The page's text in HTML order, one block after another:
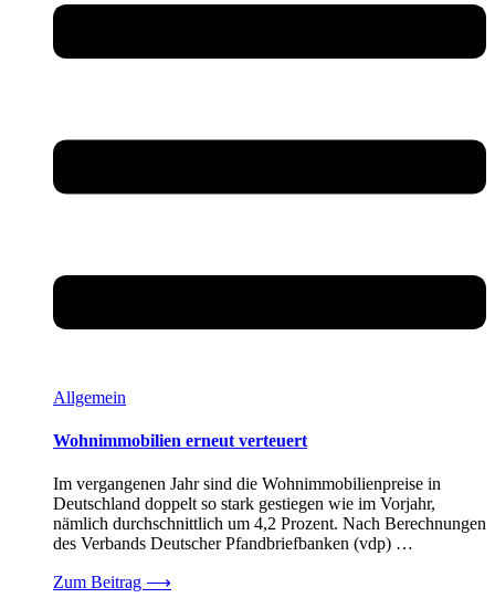
Allgemein
Wohnimmobilien erneut verteuert
Im vergangenen Jahr sind die Wohnimmobilienpreise in
Deutschland doppelt so stark gestiegen wie im Vorjahr,
nämlich durchschnittlich um 4,2 Prozent. Nach Berechnungen
des Verbands Deutscher Pfandbriefbanken (vdp) …
Zum Beitrag ⟶